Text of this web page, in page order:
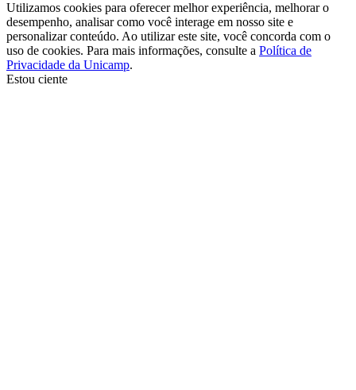
Utilizamos cookies para oferecer melhor experiência, melhorar o
desempenho, analisar como você interage em nosso site e
personalizar conteúdo. Ao utilizar este site, você concorda com o
uso de cookies. Para mais informações, consulte a Política de
Privacidade da Unicamp.
Estou ciente